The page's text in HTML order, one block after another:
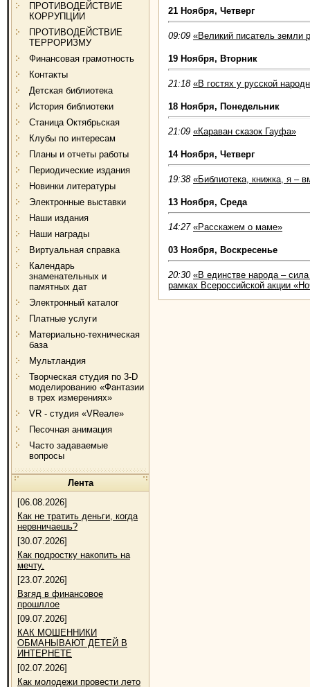
ПРОТИВОДЕЙСТВИЕ
КОРРУПЦИИ
ПРОТИВОДЕЙСТВИЕ
ТЕРРОРИЗМУ
Финансовая грамотность
Контакты
Детская библиотека
История библиотеки
Станица Октябрьская
Клубы по интересам
Планы и отчеты работы
Периодические издания
Новинки литературы
Электронные выставки
Наши издания
Наши награды
Виртуальная справка
Календарь
знаменательных и
памятных дат
Электронный каталог
Платные услуги
Материально-техническая
база
Мультландия
Творческая студия по 3-D
моделированию «Фантазии
в трех измерениях»
VR - студия «VRеале»
Песочная анимация
Часто задаваемые
вопросы
Лента
[06.08.2026]
Как не тратить деньги, когда
нервничаешь?
[30.07.2026]
Как подростку накопить на
мечту.
[23.07.2026]
Взгяд в финансовое
прошллое
[09.07.2026]
КАК МОШЕННИКИ
ОБМАНЫВАЮТ ДЕТЕЙ В
ИНТЕРНЕТЕ
[02.07.2026]
Как молодежи провести лето
21 Ноября, Четверг
09:09 «Великий писатель земли
19 Ноября, Вторник
21:18 «В гостях у русской
18 Ноября, Понедельник
21:09 «Караван сказок Гауфа»
14 Ноября, Четверг
19:38 «Библиотека, книжка, я –
13 Ноября, Среда
14:27 «Расскажем о маме»
03 Ноября, Воскресенье
20:30 «В единстве народа –
рамках Всероссийской акции